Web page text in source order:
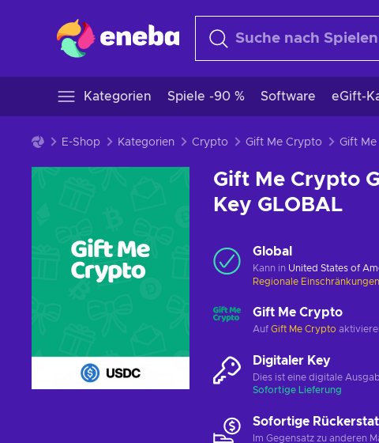
Kategorien Spiele -90 % Software eGift-
E-Shop Kategorien Crypto Gift Me Crypto
Gift Me Crypto
Key GLOBAL
Global
Kann in United States of
Regionale Einschränkungen
Gift Me Crypto
Auf Gift Me Crypto
Digitaler Key
Dies ist eine digitale
Sofortige Lieferung
Sofortige
Im Gegensatz zu anderen